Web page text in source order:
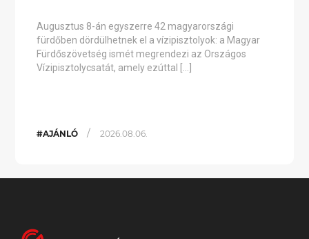
Augusztus 8-án egyszerre 42 magyarországi
fürdőben dördülhetnek el a vízipisztolyok: a Magyar
Fürdőszövetség ismét megrendezi az Országos
Vízipisztolycsatát, amely ezúttal […]
#AJÁNLÓ / 2026.08.06.